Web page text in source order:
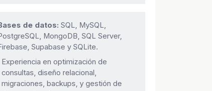
de datos: SQL, MySQL,
MongoDB, SQL Server,
Supabase y SQLite.
Experiencia en optimización de
consultas, diseño relacional,
migraciones, backups, y gestión de